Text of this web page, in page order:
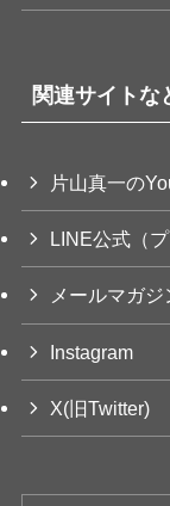
関連サイトな
片山真一の
LINE公式（
メールマガジ
Instagram
X(旧Twitter)